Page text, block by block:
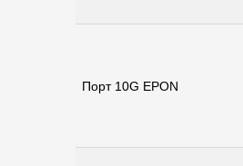
Порт 10G EPON